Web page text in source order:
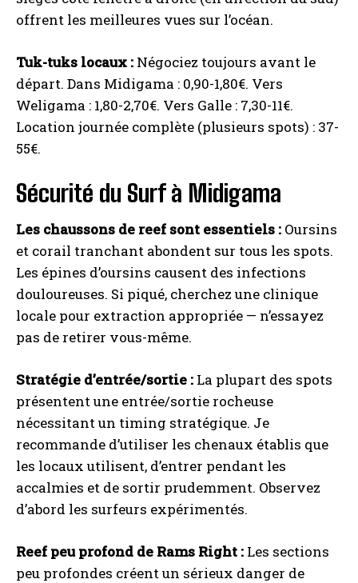
offrent les meilleures vues sur l’océan.
Tuk-tuks locaux : Négociez toujours avant le
départ. Dans Midigama : 0,90-1,80€. Vers
Weligama : 1,80-2,70€. Vers Galle : 7,30-11€.
Location journée complète (plusieurs spots) : 37-
55€.
Sécurité du Surf à Midigama
Les chaussons de reef sont essentiels : Oursins
et corail tranchant abondent sur tous les spots.
Les épines d’oursins causent des infections
douloureuses. Si piqué, cherchez une clinique
locale pour extraction appropriée — n’essayez
pas de retirer vous-même.
Stratégie d’entrée/sortie : La plupart des spots
présentent une entrée/sortie rocheuse
nécessitant un timing stratégique. Je
recommande d’utiliser les chenaux établis que
les locaux utilisent, d’entrer pendant les
accalmies et de sortir prudemment. Observez
d’abord les surfeurs expérimentés.
Reef peu profond de Rams Right : Les sections
peu profondes créent un sérieux danger de